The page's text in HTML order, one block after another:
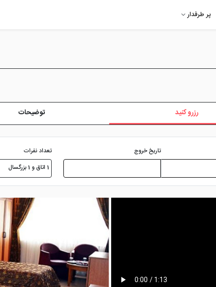
پر طرفدار
رزرو کنید توضیحات
تاریخ خروج
تعداد نفرات
1 اتاق و 1 بزرگسال